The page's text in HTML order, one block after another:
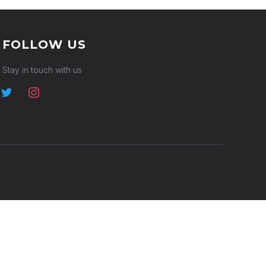
FOLLOW US
Stay in touch with us